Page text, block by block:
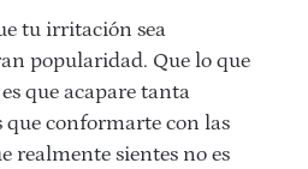
tu irritación sea
popularidad. Que lo que
que acapare tanta
que conformarte con las
realmente sientes no es